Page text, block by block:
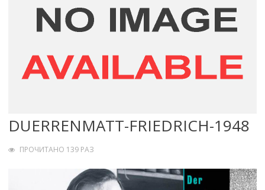
DUERRENMATT-FRIEDRICH-1948
ПРОЧИТАНО 139 РАЗ